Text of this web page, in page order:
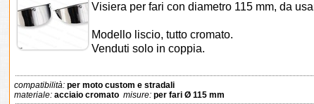
Visiera per fari con diametro 115 mm, da
Modello liscio, tutto cromato.
Venduti solo in coppia.
compatibilità:per moto custom e stradali
materiale:acciaio cromato misure:per fari Ø 115 mm